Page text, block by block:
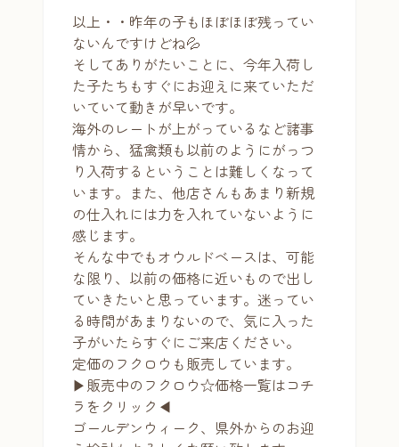
以上・・昨年の子もほぼほぼ残ってい
ないんですけどね💦
そしてありがたいことに、今年入荷し
た子たちもすぐにお迎えに来ていただ
いていて動きが早いです。
海外のレートが上がっているなど諸事
情から、猛禽類も以前のようにがっつ
り入荷するということは難しくなって
います。また、他店さんもあまり新規
の仕入れには力を入れていないように
感じます。
そんな中でもオウルドベースは、可能
な限り、以前の価格に近いもので出し
ていきたいと思っています。迷ってい
る時間があまりないので、気に入った
子がいたらすぐにご来店ください。
定価のフクロウも販売しています。
▶販売中のフクロウ☆価格一覧はコチ
ラをクリック◀
ゴールデンウィーク、県外からのお迎